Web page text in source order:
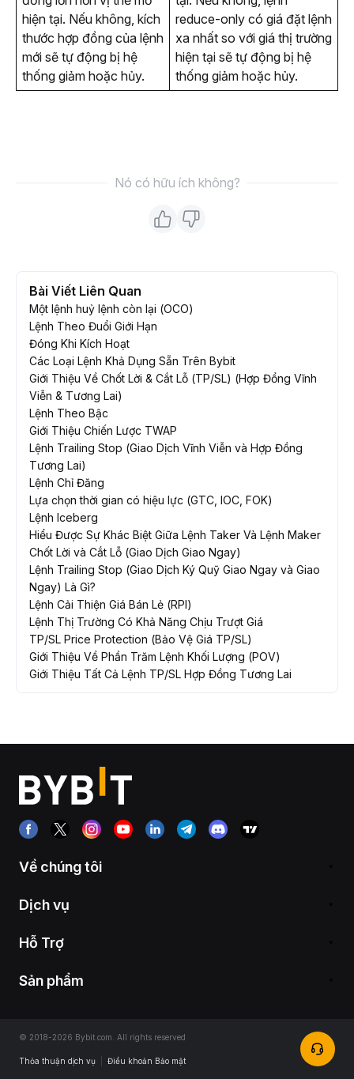
hiện tại. Nếu không, kích
thước hợp đồng của lệnh
mới sẽ tự động bị hệ
thống giảm hoặc hủy.
reduce-only có giá đặt lệnh
xa nhất so với giá thị trường
hiện tại sẽ tự động bị hệ
thống giảm hoặc hủy.
Nó có hữu ích không?
Bài Viết Liên Quan
Một lệnh huỷ lệnh còn lại (OCO)
Lệnh Theo Đuổi Giới Hạn
Đóng Khi Kích Hoạt
Các Loại Lệnh Khả Dụng Sẵn Trên Bybit
Giới Thiệu Về Chốt Lời & Cắt Lỗ (TP/SL) (Hợp Đồng Vĩnh
Viễn & Tương Lai)
Lệnh Theo Bậc
Giới Thiệu Chiến Lược TWAP
Lệnh Trailing Stop (Giao Dịch Vĩnh Viễn và Hợp Đồng
Tương Lai)
Lệnh Chỉ Đăng
Lựa chọn thời gian có hiệu lực (GTC, IOC, FOK)
Lệnh Iceberg
Hiểu Được Sự Khác Biệt Giữa Lệnh Taker Và Lệnh Maker
Chốt Lời và Cắt Lỗ (Giao Dịch Giao Ngay)
Lệnh Trailing Stop (Giao Dịch Ký Quỹ Giao Ngay và Giao
Ngay) Là Gì?
Lệnh Cải Thiện Giá Bán Lẻ (RPI)
Lệnh Thị Trường Có Khả Năng Chịu Trượt Giá
TP/SL Price Protection (Bảo Vệ Giá TP/SL)
Giới Thiệu Về Phần Trăm Lệnh Khối Lượng (POV)
Giới Thiệu Tất Cả Lệnh TP/SL Hợp Đồng Tương Lai
Về chúng tôi
Dịch vụ
Hỗ Trợ
Sản phẩm
© 2018-2026 Bybit.com. All rights reserved
Thỏa thuận dịch vụ Điều khoản Bảo mật